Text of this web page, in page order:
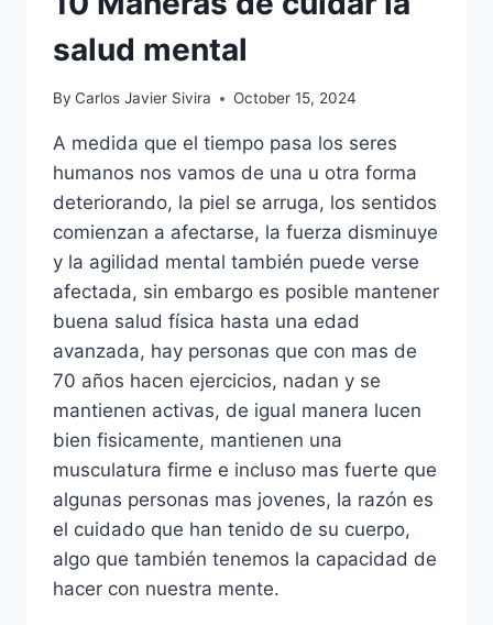
salud mental
By Carlos Javier Sivira October 15, 2024
A medida que el tiempo pasa los seres
humanos nos vamos de una u otra forma
deteriorando, la piel se arruga, los sentidos
comienzan a afectarse, la fuerza disminuye
y la agilidad mental también puede verse
afectada, sin embargo es posible mantener
buena salud física hasta una edad
avanzada, hay personas que con mas de
70 años hacen ejercicios, nadan y se
mantienen activas, de igual manera lucen
bien fisicamente, mantienen una
musculatura firme e incluso mas fuerte que
algunas personas mas jovenes, la razón es
el cuidado que han tenido de su cuerpo,
algo que también tenemos la capacidad de
hacer con nuestra mente.